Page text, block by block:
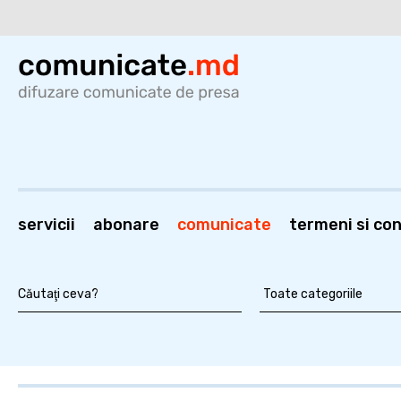
servicii abonare comunicate termeni si